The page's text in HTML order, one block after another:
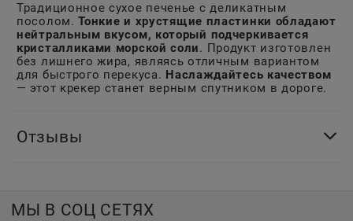
Традиционное сухое печенье с деликатным
посолом.Тонкие и хрустящие пластинки обладают
нейтральным вкусом, который подчеркивается
кристалликами морской соли. Продукт изготовлен
без лишнего жира, являясь отличным вариантом
для быстрого перекуса. Наслаждайтесь качеством
— этот крекер станет верным спутником в дороге.
Отзывы
МЫ В СОЦ СЕТЯХ